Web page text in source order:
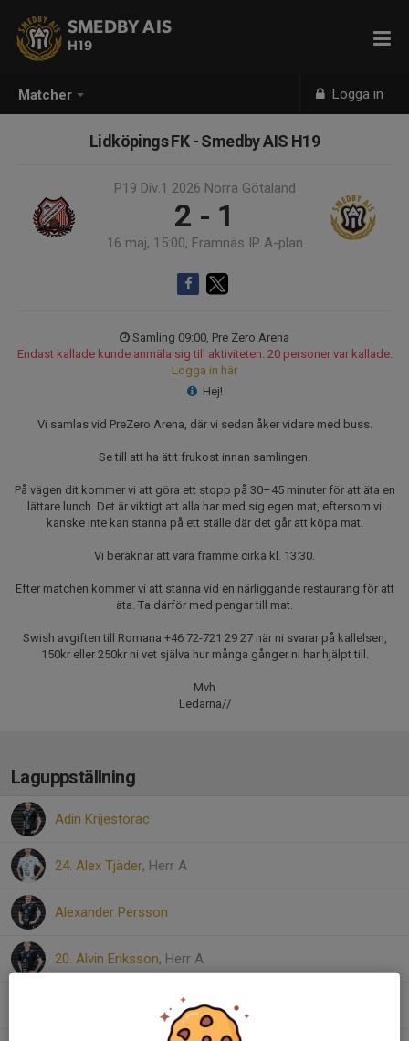
Matcher Logga in
SMEDBY AIS
H19
Lidköpings FK - Smedby AIS H19
P19 Div.1 2026 Norra Götaland
2 - 1
16 maj, 15:00, Framnäs IP A-plan
Samling 09:00, Pre Zero Arena
Endast kallade kunde anmäla sig till aktiviteten. 20 personer var kallade.
Logga in här
Hej!
Vi samlas vid PreZero Arena, där vi sedan åker vidare med buss.
Se till att ha ätit frukost innan samlingen.
På vägen dit kommer vi att göra ett stopp på 30–45 minuter för att äta en
lättare lunch. Det är viktigt att alla har med sig egen mat, eftersom vi
kanske inte kan stanna på ett ställe där det går att köpa mat.
Vi beräknar att vara framme cirka kl. 13:30.
Efter matchen kommer vi att stanna vid en närliggande restaurang för att
äta. Ta därför med pengar till mat.
Swish avgiften till Romana +46 72-721 29 27 när ni svarar på kallelsen,
150kr eller 250kr ni vet själva hur många gånger ni har hjälpt till.
Mvh
Ledarna//
Laguppställning
Adin Krijestorac
24. Alex Tjäder, Herr A
Alexander Persson
20. Alvin Eriksson, Herr A